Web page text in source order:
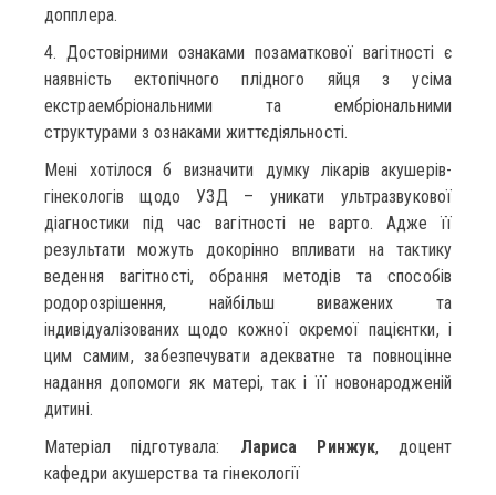
допплера.
4. Достовірними ознаками позаматкової вагітності є
наявність ектопічного плідного яйця з усіма
екстраембріональними та ембріональними
структурами з ознаками життєдіяльності.
Мені хотілося б визначити думку лікарів акушерів-
гінекологів щодо УЗД – уникати ультразвукової
діагностики під час вагітності не варто. Адже її
результати можуть докорінно впливати на тактику
ведення вагітності, обрання методів та способів
родорозрішення, найбільш виважених та
індивідуалізованих щодо кожної окремої пацієнтки, і
цим самим, забезпечувати адекватне та повноцінне
надання допомоги як матері, так і її новонародженій
дитині.
Матеріал підготувала: Лариса Ринжук, доцент
кафедри акушерства та гінекології